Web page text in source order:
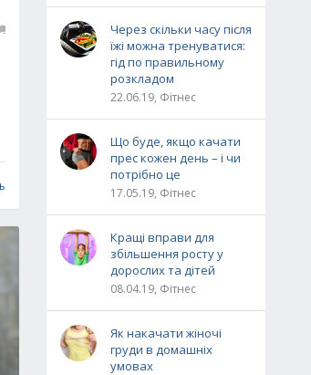
собі в 2019 році
краще
Через скільки часу після
їжі можна тренуватися:
гід по правильному
розкладом
22.06.19, Фітнес
Що буде, якщо качати
прес кожен день – і чи
потрібно це
17.05.19, Фітнес
Кращі вправи для
збільшення росту у
дорослих та дітей
08.04.19, Фітнес
Як накачати жіночі
груди в домашніх
умовах